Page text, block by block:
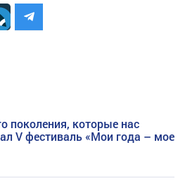
поколения, которые нас
V фестиваль «Мои года – мое